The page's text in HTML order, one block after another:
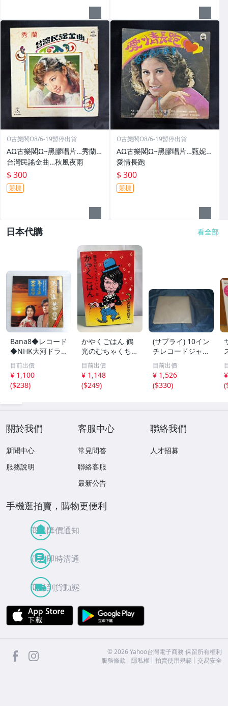
Ω古樂閣Ω8/6-19暫停出貨
AΩ古樂閣Ω~黑膠唱片…秀蘭…
台灣民謠金曲…秋風夜雨
$ 300
競標
Ω古樂閣Ω8/6-19暫停出貨
AΩ古樂閣Ω~黑膠唱片…甄妮…
愛情長跑
$ 300
競標
日本代購 看全部
Bana8◆レコード
◆NHK大河ドラ
マ 花の生涯から
黄金の日日まで
レコード 大河ド
ラマ
目前出價
¥ 1,100
($238)
かやくごはん 鶴
光のむちゃくちゃ
ハンセー記 笑福
亭鶴光 ペップ出
版【TOKO】
目前出價
¥ 1,148
($249)
(サプライ) 10イン
チレコードジャケ
ット保護用透明Ｐ
Ｐ袋１００枚 (C3
0)【新品】
目前出價
¥ 1,526
($330)
(
關於我們
新聞中心
服務說明
客服中心
常見問答
聯絡客服
最新公告
聯絡我們
人才招募
手機逛拍賣，購物更便利
商品降價通知
買賣即時溝通
商品到貨動態
APP Store
facebook ©2026 Yahoo台灣電子商務 保留所有權利
服務條款
隱私權 拍賣使用規範 交易安全